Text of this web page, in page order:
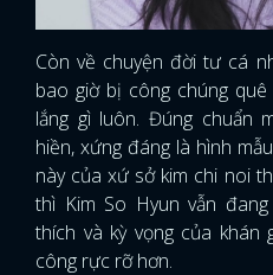
Còn về chuyện đời tư cá
bao giờ bị công chúng
lắng gì luôn. Đúng chuẩn
hiền, xứng đáng là hình
này của xứ sở kim chi noi
thì Kim So Hyun vẫn
thích và kỳ vọng của khán
công rực rỡ hơn.